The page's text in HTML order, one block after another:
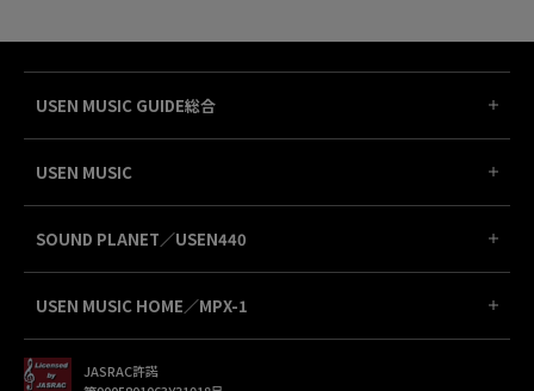
USEN MUSIC GUIDE総合
USEN MUSIC
SOUND PLANET／USEN440
USEN MUSIC HOME／MPX-1
JASRAC許諾